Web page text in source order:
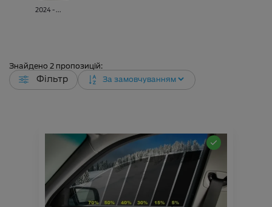
2024 - ...
Знайдено 2 пропозицій:
Фільтр